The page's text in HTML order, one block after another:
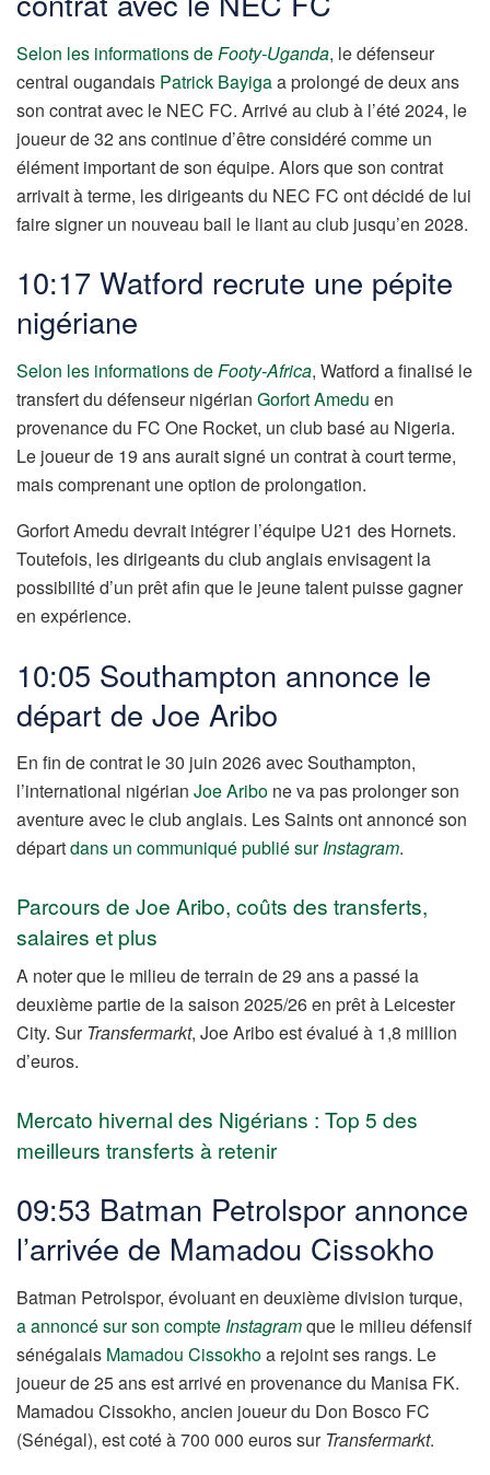
Selon les informations deFooty-Uganda, le défenseur
central ougandais Patrick Bayigaa prolongé de deux ans
son contrat avec le NEC FC. Arrivé au club à l’été 2024, le
joueur de 32 ans continue d’être considéré comme un
élément important de son équipe. Alors que son contrat
arrivait à terme, les dirigeants du NEC FC ont décidé de lui
faire signer un nouveau bail le liant au club jusqu’en 2028.
10:17 Watford recrute une pépite
nigériane
Selon les informations deFooty-Africa, Watford a finalisé le
transfert du défenseur nigérian Gorfort Amedu en
provenance du FC One Rocket, un club basé au Nigeria.
Le joueur de 19 ans aurait signé un contrat à court terme,
mais comprenant une option de prolongation.
Gorfort Amedu devrait intégrer l’équipe U21 des Hornets.
Toutefois, les dirigeants du club anglais envisagent la
possibilité d’un prêt afin que le jeune talent puisse gagner
en expérience.
10:05 Southampton annonce le
départ de Joe Aribo
En fin de contrat le 30 juin 2026 avec Southampton,
l’international nigérian Joe Aribo ne va pas prolonger son
aventure avec le club anglais. Les Saints ont annoncé son
départdans un communiqué publié surInstagram.
Parcours de Joe Aribo, coûts des transferts,
salaires et plus
A noter que le milieu de terrain de 29 ans a passé la
deuxième partie de la saison 2025/26 en prêt à Leicester
City. Sur Transfermarkt, Joe Aribo est évalué à 1,8 million
d’euros.
Mercato hivernal des Nigérians : Top 5 des
meilleurs transferts à retenir
09:53 Batman Petrolspor annonce
l’arrivée de Mamadou Cissokho
Batman Petrolspor, évoluant en deuxième division turque,
a annoncé sur son compteInstagramque le milieu défensif
sénégalais Mamadou Cissokhoa rejoint ses rangs. Le
joueur de 25 ans est arrivé en provenance du Manisa FK.
Mamadou Cissokho, ancien joueur du Don Bosco FC
(Sénégal), est coté à 700 000 euros sur Transfermarkt.